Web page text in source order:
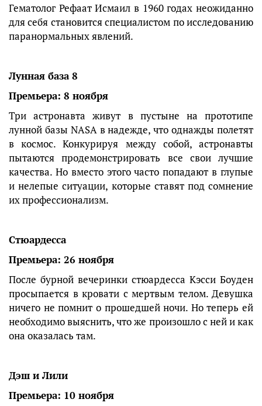
Гематолог Рефаат Исмаил в 1960 годах неожиданно
для себя становится специалистом по исследованию
паранормальных явлений.
Лунная база 8
Премьера: 8 ноября
Три астронавта живут в пустыне на прототипе
лунной базы NASA в надежде, что однажды полетят
в космос. Конкурируя между собой, астронавты
пытаются продемонстрировать все свои лучшие
качества. Но вместо этого часто попадают в глупые
и нелепые ситуации, которые ставят под сомнение
их профессионализм.
Стюардесса
Премьера: 26 ноября
После бурной вечеринки стюардесса Кэсси Боуден
просыпается в кровати с мертвым телом. Девушка
ничего не помнит о прошедшей ночи. Но теперь ей
необходимо выяснить, что же произошло с ней и как
она оказалась там.
Дэш и Лили
Премьера: 10 ноября